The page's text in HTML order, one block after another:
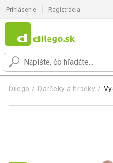
Prihlásenie Registrácia
Dilego Darčeky a hračky